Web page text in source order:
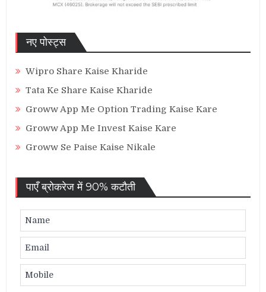
नए पोस्ट्स
Wipro Share Kaise Kharide
Tata Ke Share Kaise Kharide
Groww App Me Option Trading Kaise Kare
Groww App Me Invest Kaise Kare
Groww Se Paise Kaise Nikale
पाएँ ब्रोकरेज में 90% कटौती